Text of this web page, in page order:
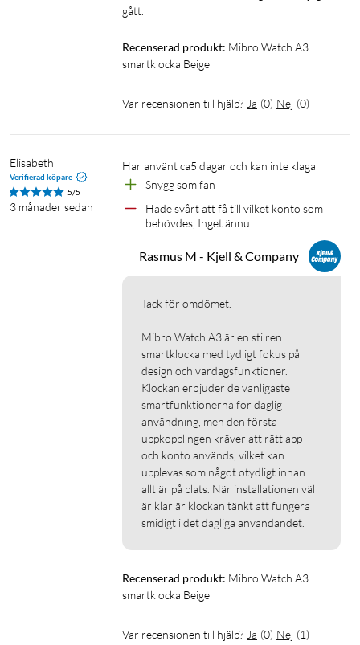
Träningslägen: Över 100 aktiviteter
Vattentålighet: 2 ATM (tål stänk, ej simning)
Batteritid: Upp till 10 dagar vid normal användning
Aviseringar: Samtal, meddelanden, appaviseringar
Musikstyrning: Ja
Boettstorlek: 45,2 mm
I förpackningen
Recenserad produkt: Mibro Watch A3
smartklocka Beige
Var recensionen till hjälp? Ja (0) Nej (0)
Elisabeth
Verifierad köpare
5/5
3 månader sedan
Har använt ca5 dagar och kan inte klaga
Snygg som fan
Hade svårt att få till vilket konto som
behövdes, Inget ännu
Rasmus M - Kjell & Company
Tack för omdömet.
Mibro Watch A3 är en stilren
smartklocka med tydligt fokus på
design och vardagsfunktioner.
Klockan erbjuder de vanligaste
smartfunktionerna för daglig
användning, men den första
uppkopplingen kräver att rätt app
och konto används, vilket kan
upplevas som något otydligt innan
allt är på plats. När installationen väl
är klar är klockan tänkt att fungera
smidigt i det dagliga användandet.
Recenserad produkt: Mibro Watch A3
smartklocka Beige
Var recensionen till hjälp? Ja (0) Nej (1)